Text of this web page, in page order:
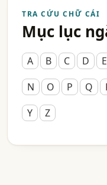
TRA CỨU CHỮ CÁI
Mục lục
A B C D E
N
O P Q
Y
Z